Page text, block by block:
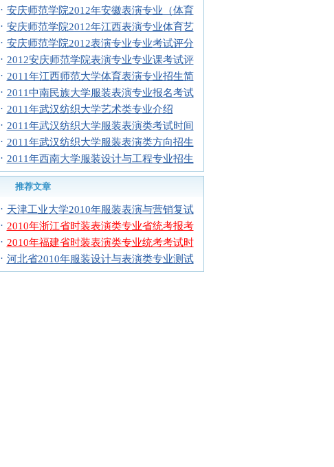
· 安庆师范学院2012年安徽表演专业（体育
· 安庆师范学院2012年江西表演专业体育艺
· 安庆师范学院2012表演专业专业考试评分
· 2012安庆师范学院表演专业专业课考试评
· 2011年江西师范大学体育表演专业招生简
· 2011中南民族大学服装表演专业报名考试
· 2011年武汉纺织大学艺术类专业介绍
· 2011年武汉纺织大学服装表演类考试时间
· 2011年武汉纺织大学服装表演类方向招生
· 2011年西南大学服装设计与工程专业招生
推荐文章
· 天津工业大学2010年服装表演与营销复试
· 2010年浙江省时装表演类专业省统考报考
· 2010年福建省时装表演类专业统考考试时
· 河北省2010年服装设计与表演类专业测试